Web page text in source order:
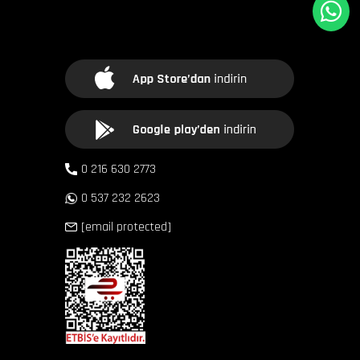
0 216 630 2773
0 537 232 2623
[email protected]